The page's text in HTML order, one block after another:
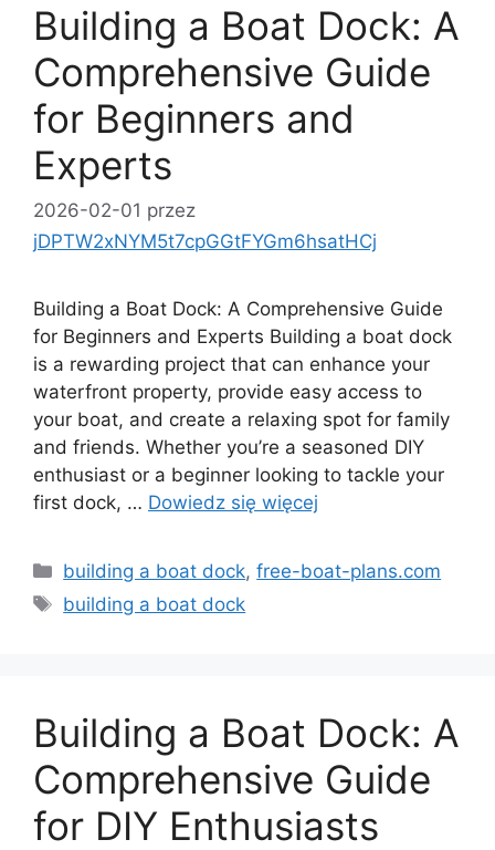
Building a Boat Dock: A
Comprehensive Guide
for Beginners and
Experts
2026-02-01 przez
jDPTW2xNYM5t7cpGGtFYGm6hsatHCj
Building a Boat Dock: A Comprehensive Guide
for Beginners and Experts Building a boat dock
is a rewarding project that can enhance your
waterfront property, provide easy access to
your boat, and create a relaxing spot for family
and friends. Whether you’re a seasoned DIY
enthusiast or a beginner looking to tackle your
first dock, … Dowiedz się więcej
Kategorie
building a boat dock,free-boat-plans.com
Tagi
building a boat dock
Building a Boat Dock: A
Comprehensive Guide
for DIY Enthusiasts